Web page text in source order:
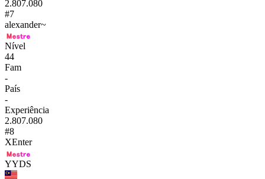
2.807.080
#7
alexander~
Nível
44
Fam
-
País
-
Experiência
2.807.080
#8
XEnter
YYDS